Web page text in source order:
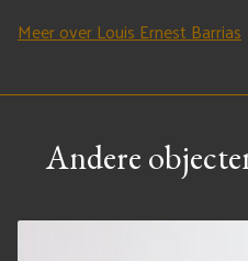
Meer over Louis Ernest Barrias
Andere